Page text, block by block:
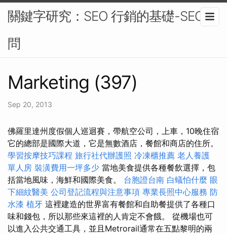
關鍵字研究：SEO 行銷的基礎-SEO顧
問
Marketing (397)
Sep 20, 2013
佛羅里達州度假個人巡迴賽，帶航空公司，上車，10晚住宿
它的總部是國際大道，它是無數酒店，餐館和商店的住所。
學習按摩技巧課程 旅行社代辦護照 冷凍櫃推薦 老人養護
單人房 裝潢費用一坪多少 當地美食提供各種餐飲選擇，包
括當地風味，海鮮和國際美食。 台胞證台南 白蟻怕什麼 眼
下細紋醫美 公司登記流程與注意事項 專業長照中心服務 防
水漆 植牙 這裡建造的世界富有餐館和自助餐提供了各種口
味和錢包，所以那些來這裡的人肯定不會餓。 從機場也可
以進入公共交通工具，並且Metrorail通常在五點黎明的兩